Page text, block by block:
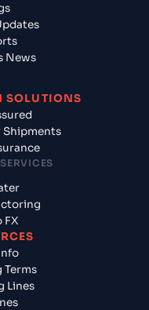
News
SOLUTIONS
Shipments
FX
Terms
Lines